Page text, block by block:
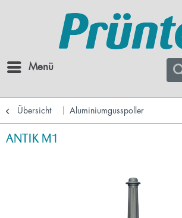
Menü
Übersicht Aluminiumgusspoller
ANTIK M1